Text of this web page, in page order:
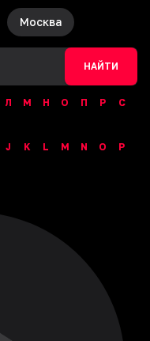
Москва
НАЙТИ
Л М Н О П Р
С
J K L M N O
P